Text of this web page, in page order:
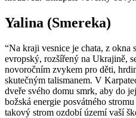
Yalina (Smereka)
“Na kraji vesnice je chata, z
evropský, rozšířený na Ukrajině,
novoročním zvykem pro děti,
skutečným talismanem. V
dveře svého domu smrk, aby do
božská energie posvátného
takový strom ozdobí území vaší